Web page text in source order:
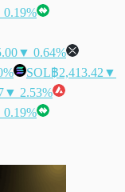
▼ 0.64%
SOL฿2,413.42 ▼
▼ 2.53%